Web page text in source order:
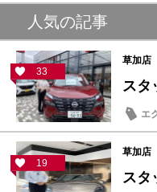
試
人気の記事
33
草加店
ス
エ
19
草加店
スタ